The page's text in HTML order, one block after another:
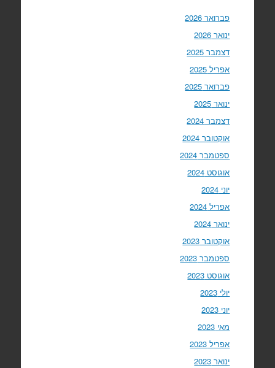
פברואר 2026
ינואר 2026
דצמבר 2025
אפריל 2025
פברואר 2025
ינואר 2025
דצמבר 2024
אוקטובר 2024
ספטמבר 2024
אוגוסט 2024
יוני 2024
אפריל 2024
ינואר 2024
אוקטובר 2023
ספטמבר 2023
אוגוסט 2023
יולי 2023
יוני 2023
מאי 2023
אפריל 2023
ינואר 2023